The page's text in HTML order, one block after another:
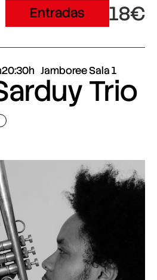
Entradas 18€
20:30h Jamboree Sala 1
Trio